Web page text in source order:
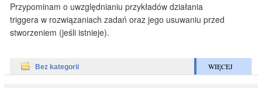
Przypominam o uwzględnianiu przykładów działania
triggera w rozwiązaniach zadań oraz jego usuwaniu przed
stworzeniem (jeśli istnieje).
Bez kategorii WIĘCEJ